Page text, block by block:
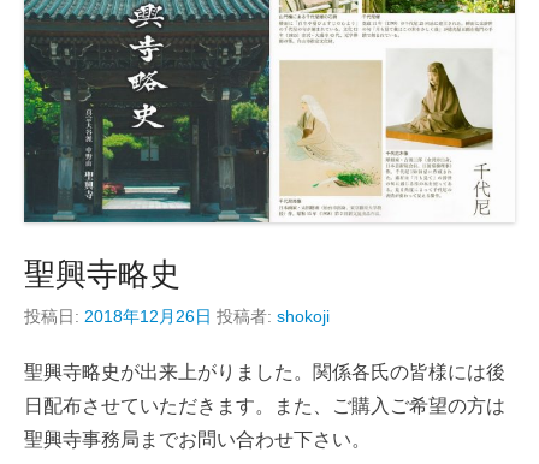
聖興寺略史
投稿日: 2018年12月26日 投稿者: shokoji
聖興寺略史が出来上がりました。関係各氏の皆様には後
日配布させていただきます。また、ご購入ご希望の方は
聖興寺事務局までお問い合わせ下さい。